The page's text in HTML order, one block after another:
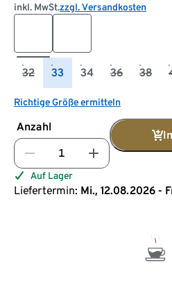
inkl. MwSt.zzgl. Versandkosten
32 33 34 36 38
Richtige Größe ermitteln
Anzahl
Auf Lager
Liefertermin: Mi., 12.08.2026 -